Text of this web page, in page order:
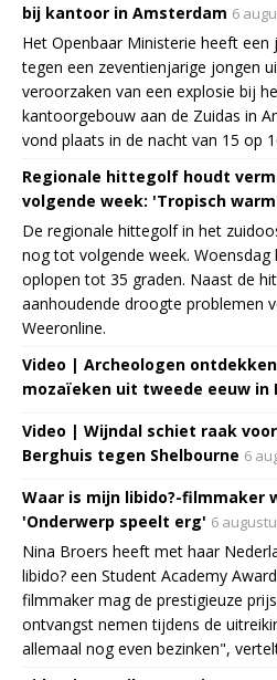
bij kantoor in Amsterdam 6
Het Openbaar Ministerie heeft
tegen een zeventienjarige jongen
veroorzaken van een explosie bij
kantoorgebouw aan de Zuidas in
vond plaats in de nacht van 15 op
Regionale hittegolf houdt
volgende week: 'Tropisch
De regionale hittegolf in het
nog tot volgende week.
oplopen tot 35 graden. Naast de
aanhoudende droogte problemen
Weeronline.
Video | Archeologen
mozaïeken uit tweede eeuw in
Video | Wijndal schiet raak
Berghuis tegen Shelbourne 6
Waar is mijn libido?-filmmaker
'Onderwerp speelt erg' 6
Nina Broers heeft met haar
libido? een Student Academy
filmmaker mag de prestigieuze
ontvangst nemen tijdens de
allemaal nog even bezinken",